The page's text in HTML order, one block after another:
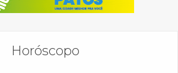
Horóscopo